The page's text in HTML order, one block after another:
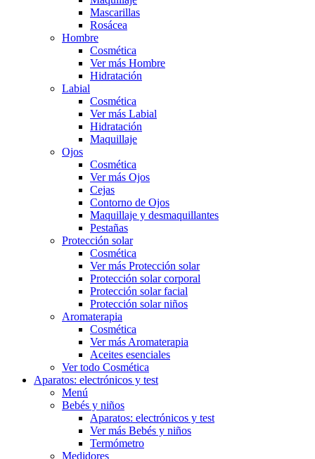
Mascarillas
Rosácea
Hombre
Cosmética
Ver más Hombre
Hidratación
Labial
Cosmética
Ver más Labial
Hidratación
Maquillaje
Ojos
Cosmética
Ver más Ojos
Cejas
Contorno de Ojos
Maquillaje y desmaquillantes
Pestañas
Protección solar
Cosmética
Ver más Protección solar
Protección solar corporal
Protección solar facial
Protección solar niños
Aromaterapia
Cosmética
Ver más Aromaterapia
Aceites esenciales
Ver todo Cosmética
Aparatos: electrónicos y test
Menú
Bebés y niños
Aparatos: electrónicos y test
Ver más Bebés y niños
Termómetro
Medidores